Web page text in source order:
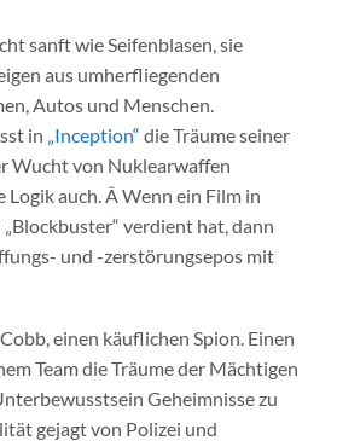
sanft wie Seifenblasen, sie
aus umherfliegenden
Autos und Menschen.
in „Inception“ die Träume seiner
Wucht von Nuklearwaffen
auch. Â Wenn ein Film in
verdient hat, dann
und -zerstörungsepos mit
einen käuflichen Spion. Einen
Team die Träume der Mächtigen
Geheimnisse zu
gejagt von Polizei und